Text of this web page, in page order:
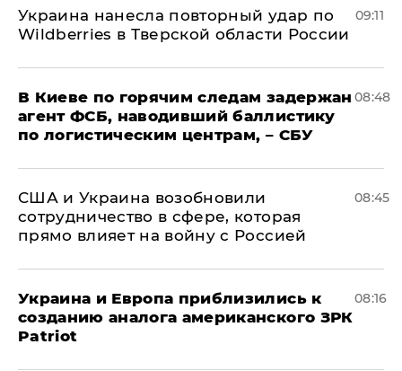
Украина нанесла повторный удар по
Wildberries в Тверской области России
09:11
В Киеве по горячим следам задержан
агент ФСБ, наводивший баллистику
по логистическим центрам, – СБУ
08:48
США и Украина возобновили
сотрудничество в сфере, которая
прямо влияет на войну с Россией
08:45
Украина и Европа приблизились к
созданию аналога американского ЗРК
Patriot
08:16